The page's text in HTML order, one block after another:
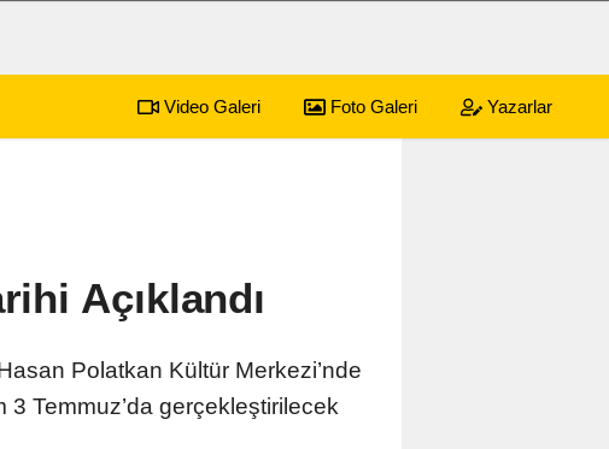
Video Galeri Foto Galeri Yazarlar
Açıklandı
Polatkan Kültür Merkezi’nde
3 Temmuz’da gerçekleştirilecek